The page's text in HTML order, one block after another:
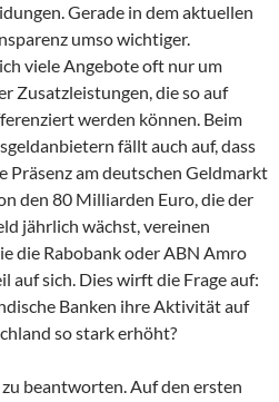
Gerade in dem aktuellen
umso wichtiger.
viele Angebote oft nur um
Zusatzleistungen, die so auf
werden können. Beim
fällt auch auf, dass
Präsenz am deutschen Geldmarkt
den 80 Milliarden Euro, die der
jährlich wächst, vereinen
die Rabobank oder ABN Amro
auf sich. Dies wirft die Frage auf:
Banken ihre Aktivität auf
so stark erhöht?
beantworten. Auf den ersten